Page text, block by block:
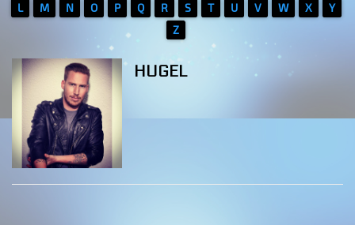
L
M N O P Q R S T U V W X
Y
Z
HUGEL